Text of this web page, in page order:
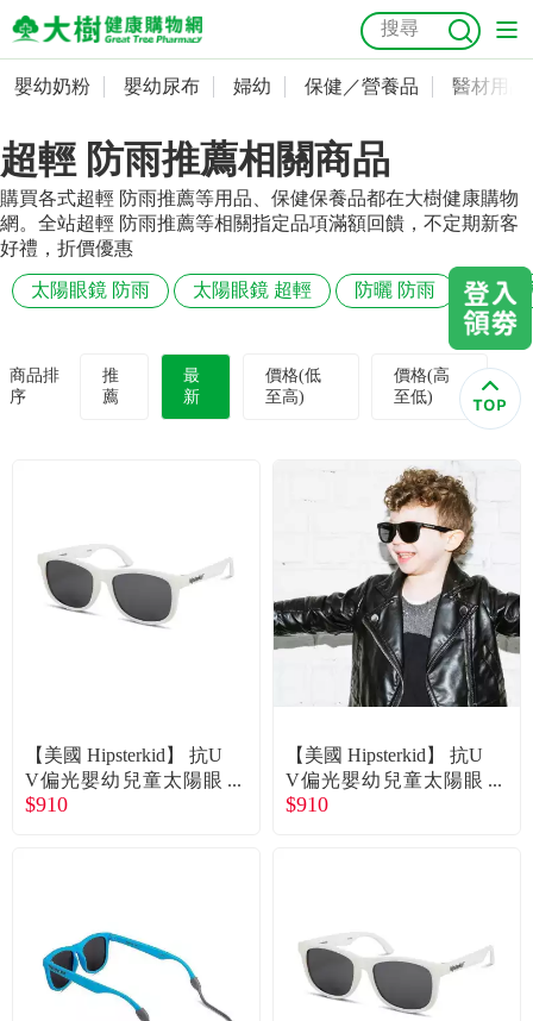
嬰幼奶粉
嬰幼尿布
婦幼
保健／營養品
食品／健康食補
優惠活動
關於我們
購物流程
抗菌 尿布 大樹獨家 益生菌 魚油 幼兒米餅
奶瓶奶嘴
會員資料及密碼修改
常用收件人清單
訂單查詢
收藏清單
優惠券查詢
嬰幼奶粉 嬰幼尿布 婦幼 保健／營養品 醫材用品
超輕 防雨推薦相關商品
購買各式超輕 防雨推薦等用品、保健保養品都在大樹健康購物
網。全站超輕 防雨推薦等相關指定品項滿額回饋，不定期新客
好禮，折價優惠
太陽眼鏡 防雨 太陽眼鏡 超輕 防曬 防雨 超輕
商品排
序
推
薦
最
新
價格(低
至高)
價格(高
至低)
【美國 Hipsterkid】 抗U
V偏光嬰幼兒童太陽眼
鏡(附固定繩)繽紛白36
$910
【美國 Hipsterkid】 抗U
V偏光嬰幼兒童太陽眼
鏡(附固定繩)-繽紛黑0-2
$910